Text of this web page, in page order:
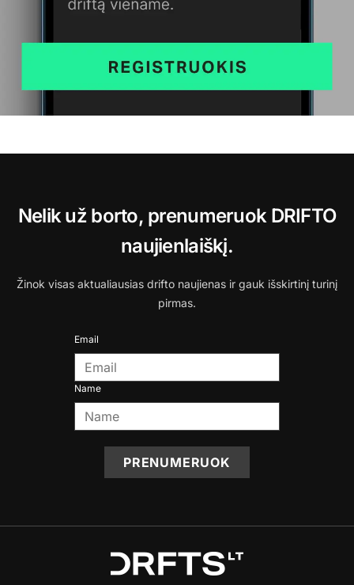
Nelik už borto, prenumeruok DRIFTO
naujienlaiškį.
Žinok visas aktualiausias drifto naujienas ir gauk išskirtinį turinį
pirmas.
Email
Name
PRENUMERUOK